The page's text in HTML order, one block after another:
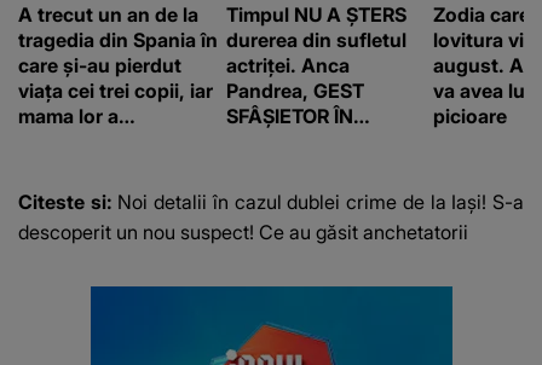
A trecut un an de la
tragedia din Spania în
care și-au pierdut
viața cei trei copii, iar
mama lor a…
Timpul NU A ȘTERS
durerea din sufletul
actriței. Anca
Pandrea, GEST
SFÂȘIETOR ÎN
copleșitor. Pe măsură
ce trece timpul
parcă..."
Zodia care
lovitura
august.
va avea
picioare
Citeste si: Noi detalii în cazul dublei crime de la Iași! S-a
descoperit un nou suspect! Ce au găsit anchetatorii